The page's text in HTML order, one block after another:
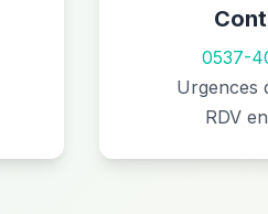
0537-
Urgences
RDV